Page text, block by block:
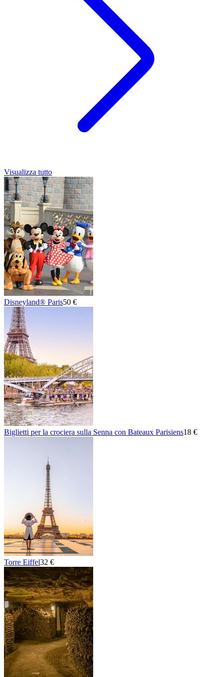
Visualizza tutto
Disneyland® Paris50 €
Biglietti per la crociera sulla Senna con Bateaux Parisiens18 €
Torre Eiffel32 €